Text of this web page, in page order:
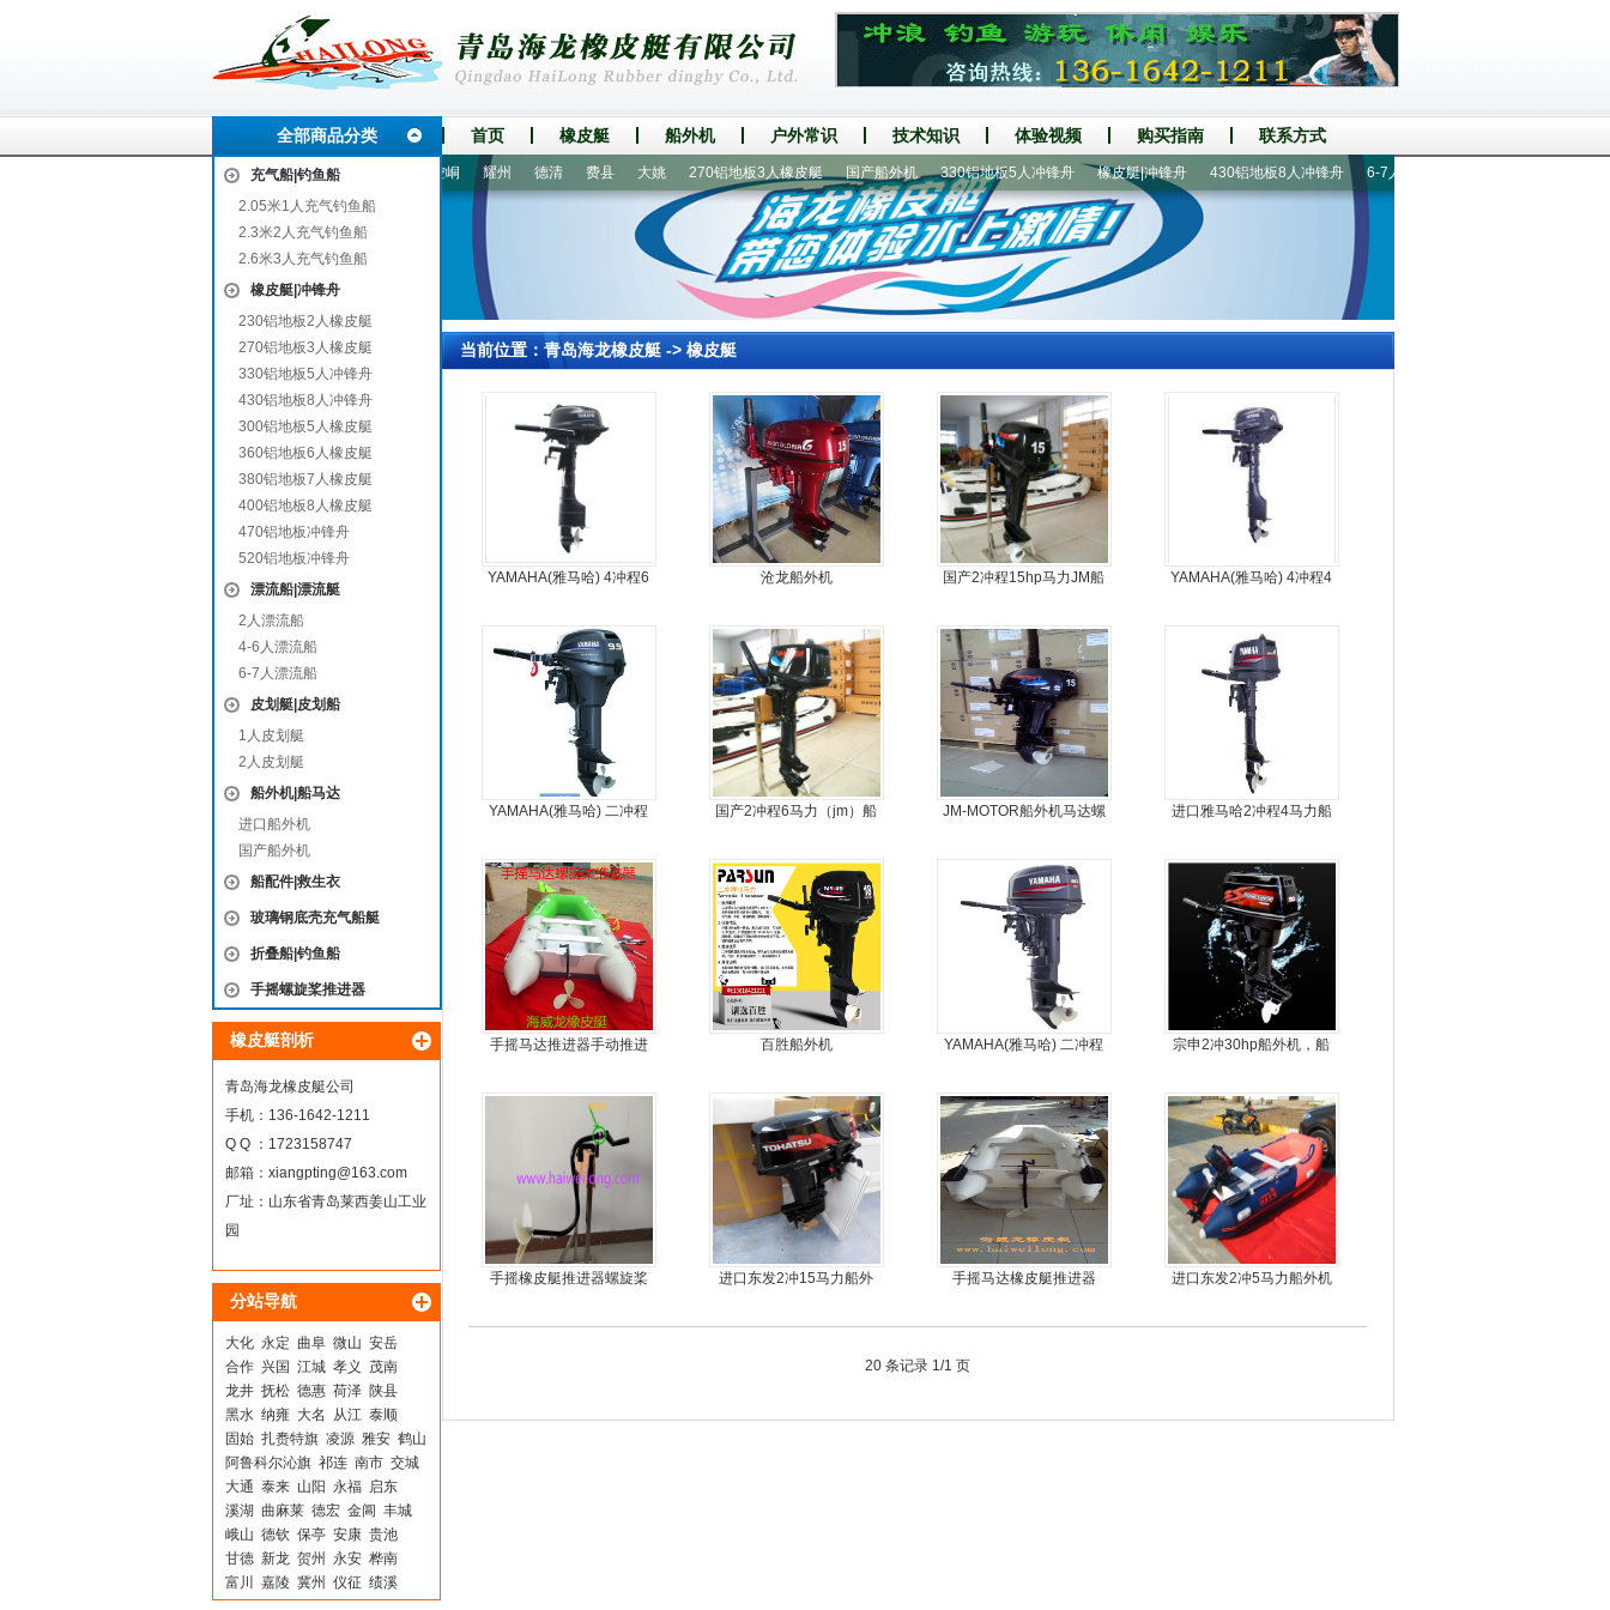
全部商品分类 首页 橡皮艇 船外机 户外常识 技术知识 体验视频 购买指南 联系方式
充气船|钓鱼船
2.05米1人充气钓鱼船
2.3米2人充气钓鱼船
2.6米3人充气钓鱼船
橡皮艇|冲锋舟
230铝地板2人橡皮艇
270铝地板3人橡皮艇
330铝地板5人冲锋舟
430铝地板8人冲锋舟
300铝地板5人橡皮艇
360铝地板6人橡皮艇
380铝地板7人橡皮艇
400铝地板8人橡皮艇
470铝地板冲锋舟
520铝地板冲锋舟
漂流船|漂流艇
2人漂流船
4-6人漂流船
6-7人漂流船
皮划艇|皮划船
1人皮划艇
2人皮划艇
船外机|船马达
进口船外机
国产船外机
船配件|救生衣
玻璃钢底壳充气船艇
折叠船|钓鱼船
手摇螺旋桨推进器
橡皮艇剖析
青岛海龙橡皮艇公司
手机：136-1642-1211
Q Q ：1723158747
邮箱： xiangpting@163.com
厂址：山东省青岛莱西姜山工业
园
分站导航
大化 永定 曲阜 微山 安岳
合作 兴国 江城 孝义
茂南
龙井 抚松 德惠 荷泽 陕县
黑水 纳雍 大名 从江 泰顺
固始 扎赉特旗 凌源 雅安 鹤山
阿鲁科尔沁旗 祁连 南市 交城
大通 泰来 山阳 永福 启东
溪湖 曲麻莱 德宏 金阊 丰城
峨山 德钦 保亭 安康 贵池
甘德 新龙 贺州 永安 桦南
富川
嘉陵 冀州 仪征 绩溪
新泰 金坛 宁江 耀州 德清 费县 大姚 270铝地板3人橡皮艇 国产船外机 330铝地板5人冲锋舟 橡皮艇|冲锋舟 430铝地板8人冲锋舟 6-7人漂流船
当前位置： 青岛海龙橡皮艇-> 橡皮艇
YAMAHA(雅马哈) 4冲程6
沧龙船外机
国产2冲程15hp马力JM船
YAMAHA(雅马哈) 4冲程4
YAMAHA(雅马哈) 二冲程
国产2冲程6马力（jm）船
JM-MOTOR船外机马达螺
进口雅马哈2冲程4马力船
手摇马达推进器手动推进
百胜船外机
YAMAHA(雅马哈) 二冲程
宗申2冲30hp船外机，船
达推进器
手摇橡皮艇推进器螺旋桨
进口东发2冲15马力船外
手摇马达橡皮艇推进器
进口东发2冲5马力船外机
20 条记录 1/1 页